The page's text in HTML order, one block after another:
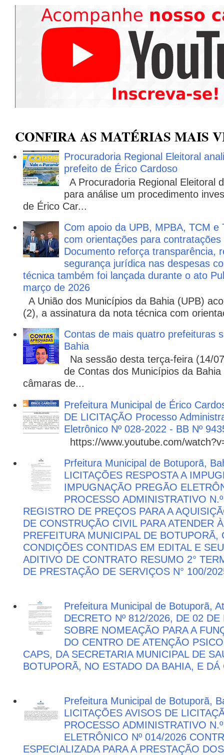
CONFIRA AS MATÉRIAS MAIS
Procuradoria Regional Eleitoral
prefeito de Érico Cardoso
A Procuradoria Regional Eleitoral
para análise um procedimento
de Érico Car...
Com apoio da UPB, MPBA, TCM
com orientações para
Documento reforça transparência,
segurança jurídica nas despesas
técnica também foi lançada durante o ato
março de 2026
A União dos Municípios da Bahia (UPB)
(2), a assinatura da nota técnica com
Contas de mais quatro prefeituras
Bahia
Na sessão desta terça-feira (14/
de Contas dos Municípios da
câmaras de...
Prefeitura Municipal de Érico
DE LICITAÇÃO Processo
Eletrônico Nº 028-2022 - BB Nº
https://www.youtube.com/
Prfeitura Municipal de Botuporã,
LICITAÇÕES RESPOSTA A
IMPUGNAÇÃO PREGÃO
PROCESSO ADMINISTRATIVO
REGISTRO DE PREÇOS PARA A
DE CONSTRUÇÃO CIVIL PARA ATENDER
PREFEITURA MUNICIPAL DE
CONDIÇÕES CONTIDAS EM EDITAL E
ADITIVO DE CONTRATO RESUMO 2°
DE PRESTAÇÃO DE SERVIÇOS N° 100/
Prefeitura Municipal de Botuporã,
DECRETO Nº 812/2026, DE 02
SOBRE NOMEAÇÃO PARA A
DO CENTRO DE ATENÇÃO
CAPS, DA SECRETARIA MUNICIPAL DE
BOTUPORÃ, NO ESTADO DA BAHIA, E
Prefeitura Municipal de Botuporã,
LICITAÇÕES AVISOS DE
PROCESSO ADMINISTRATIVO
ELETRÔNICO Nº 014/2026
ESPECIALIZADA PARA A PRESTAÇÃO